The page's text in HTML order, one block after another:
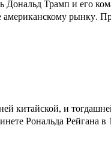
Дональд Трамп и его
рынку.
китайской, и
Рональда Рейгана